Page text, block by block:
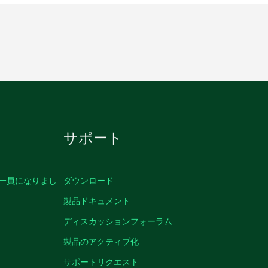
員になりまし
サポート
ダウンロード
製品ドキュメント
ディスカッションフォーラム
製品のアクティブ化
サポートリクエスト